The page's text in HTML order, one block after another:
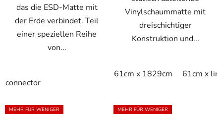
das die ESD-Matte mit
der Erde verbindet. Teil
einer speziellen Reihe
von...
connector
Vinylschaummatte mit
dreischichtiger
Konstruktion und...
61cm x 1829cm 61cm x
MEHR FÜR WENIGER MEHR FÜR WENIGER